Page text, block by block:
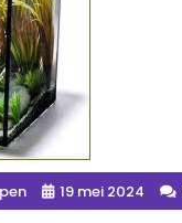
19 mei 2024